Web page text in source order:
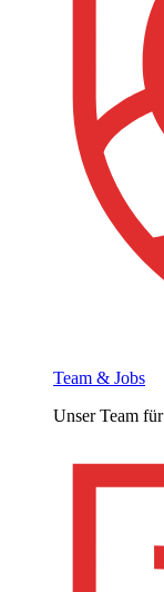
Team & Jobs
Unser Team